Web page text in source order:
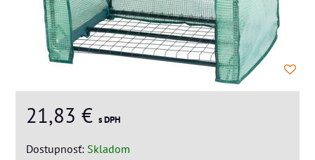
21,83 € s DPH
Dostupnosť: Skladom